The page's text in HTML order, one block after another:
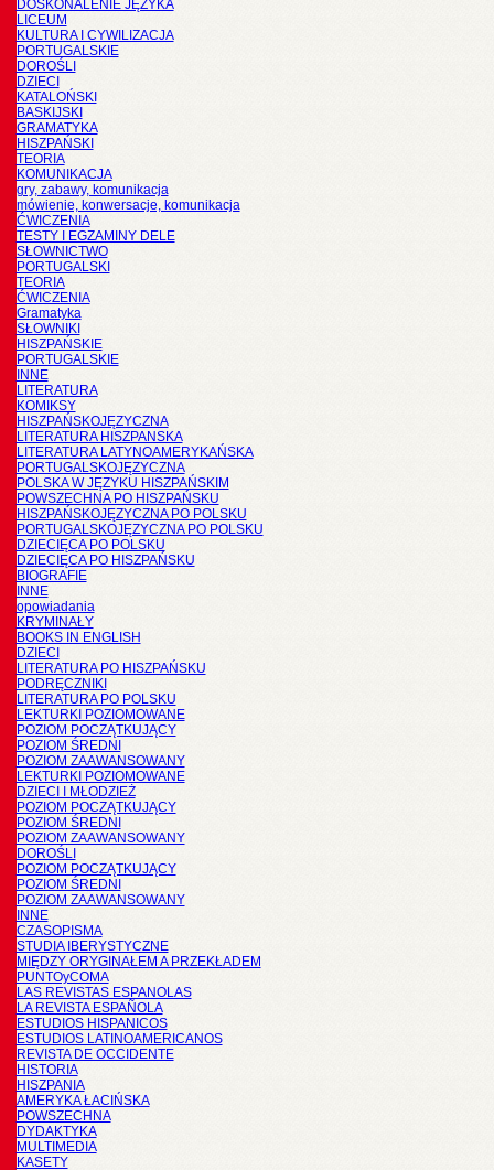
DOSKONALENIE JĘZYKA
LICEUM
KULTURA I CYWILIZACJA
PORTUGALSKIE
DOROŚLI
DZIECI
KATALOŃSKI
BASKIJSKI
GRAMATYKA
HISZPAŃSKI
TEORIA
KOMUNIKACJA
gry, zabawy, komunikacja
mówienie, konwersacje, komunikacja
ĆWICZENIA
TESTY I EGZAMINY DELE
SŁOWNICTWO
PORTUGALSKI
TEORIA
ĆWICZENIA
Gramatyka
SŁOWNIKI
HISZPAŃSKIE
PORTUGALSKIE
INNE
LITERATURA
KOMIKSY
HISZPAŃSKOJĘZYCZNA
LITERATURA HISZPANSKA
LITERATURA LATYNOAMERYKAŃSKA
PORTUGALSKOJĘZYCZNA
POLSKA W JĘZYKU HISZPAŃSKIM
POWSZECHNA PO HISZPAŃSKU
HISZPAŃSKOJĘZYCZNA PO POLSKU
PORTUGALSKOJĘZYCZNA PO POLSKU
DZIECIĘCA PO POLSKU
DZIECIĘCA PO HISZPAŃSKU
BIOGRAFIE
INNE
opowiadania
KRYMINAŁY
BOOKS IN ENGLISH
DZIECI
LITERATURA PO HISZPAŃSKU
PODRĘCZNIKI
LITERATURA PO POLSKU
LEKTURKI POZIOMOWANE
POZIOM POCZĄTKUJĄCY
POZIOM ŚREDNI
POZIOM ZAAWANSOWANY
LEKTURKI POZIOMOWANE
DZIECI I MŁODZIEŻ
POZIOM POCZĄTKUJĄCY
POZIOM ŚREDNI
POZIOM ZAAWANSOWANY
DOROŚLI
POZIOM POCZĄTKUJĄCY
POZIOM ŚREDNI
POZIOM ZAAWANSOWANY
INNE
CZASOPISMA
STUDIA IBERYSTYCZNE
MIĘDZY ORYGINAŁEM A PRZEKŁADEM
PUNTOyCOMA
LAS REVISTAS ESPANOLAS
LA REVISTA ESPAÑOLA
ESTUDIOS HISPANICOS
ESTUDIOS LATINOAMERICANOS
REVISTA DE OCCIDENTE
HISTORIA
HISZPANIA
AMERYKA ŁACIŃSKA
POWSZECHNA
DYDAKTYKA
MULTIMEDIA
KASETY